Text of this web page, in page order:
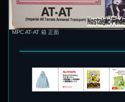
MPC AT-AT 箱 正面